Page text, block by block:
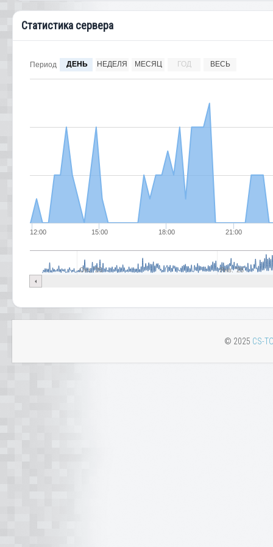
Статистика сервера
Период ДЕНЬ НЕДЕЛЯ МЕСЯЦ ГОД ВЕСЬ
12:00 15:00 18:00 21:00
Окт. '25 Янв. '26
© 2025 CS-